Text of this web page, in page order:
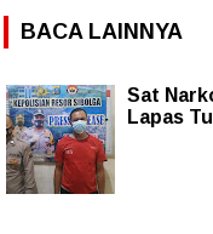
BACA LAINNYA
Sat
Lapas